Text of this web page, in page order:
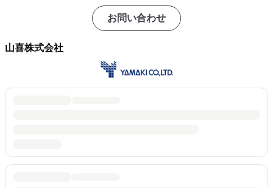
お問い合わせ
山喜株式会社